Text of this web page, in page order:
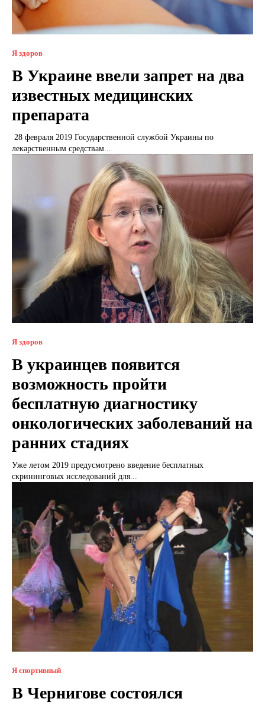
Я здоров
В Украине ввели запрет на два
известных медицинских
препарата
28 февраля 2019 Государственной службой Украины по
лекарственным средствам...
Я здоров
В украинцев появится
возможность пройти
бесплатную диагностику
онкологических заболеваний на
ранних стадиях
Уже летом 2019 предусмотрено введение бесплатных
скрининговых исследований для...
Я спортивный
В Чернигове состоялся